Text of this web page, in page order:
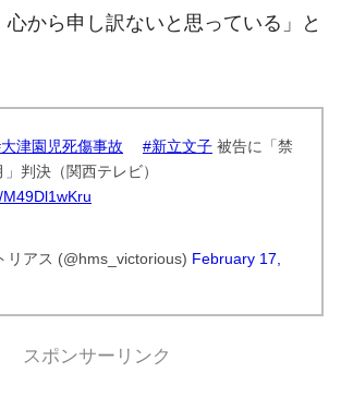
心から申し訳ないと思っている」と
津園児死傷事故 #新立文子 被告に「禁
判決（関西テレビ）
アス (@hms_victorious) February 17,
スポンサーリンク